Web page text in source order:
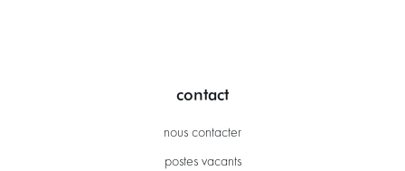
contact
nous contacter
postes vacants